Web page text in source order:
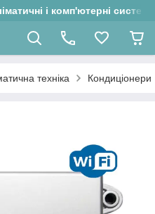
і комп'ютерні системи
техніка Кондиціонери